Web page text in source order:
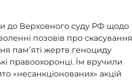
до Верховного суду РФ щодо
позовів про скасування
памʼяті жертв геноциду
правоохоронці. Їм вручили
«несанкціонованих» акцій